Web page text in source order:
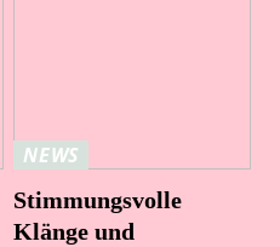
NEWS
Stimmungsvolle
Klänge und